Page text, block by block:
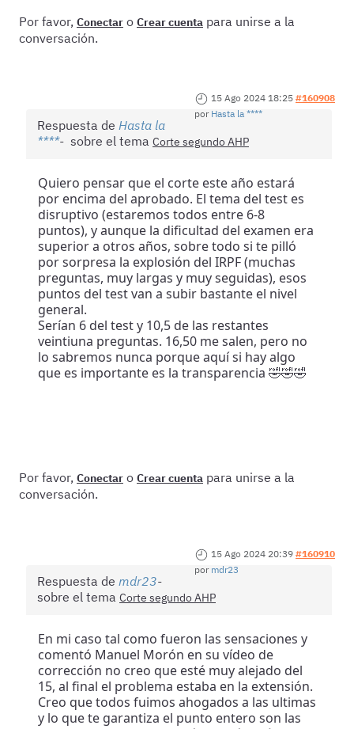
Por favor, Conectar o Crear cuenta para unirse a la
conversación.
15 Ago 2024 18:25 #160908
por Hasta la ****
Respuesta de Hasta la
****
sobre el tema Corte segundo AHP
Quiero pensar que el corte este año estará
por encima del aprobado. El tema del test es
disruptivo (estaremos todos entre 6-8
puntos), y aunque la dificultad del examen era
superior a otros años, sobre todo si te pilló
por sorpresa la explosión del IRPF (muchas
preguntas, muy largas y muy seguidas), esos
puntos del test van a subir bastante el nivel
general.
Serían 6 del test y 10,5 de las restantes
veintiuna preguntas. 16,50 me salen, pero no
lo sabremos nunca porque aquí si hay algo
que es importante es la transparencia 🤣🤣🤣
Por favor, Conectar o Crear cuenta para unirse a la
conversación.
15 Ago 2024 20:39 #160910
por mdr23
Respuesta de mdr23
sobre el tema Corte segundo AHP
En mi caso tal como fueron las sensaciones y
comentó Manuel Morón en su vídeo de
corrección no creo que esté muy alejado del
15, al final el problema estaba en la extensión.
Creo que todos fuimos ahogados a las ultimas
y lo que te garantiza el punto entero son las